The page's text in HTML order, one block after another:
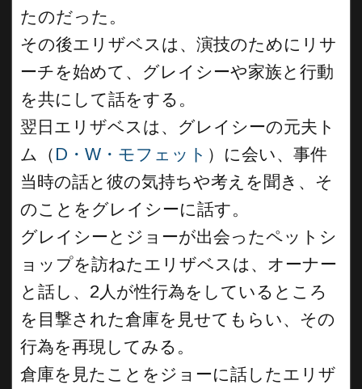
たのだった。
その後エリザベスは、演技のためにリサ
ーチを始めて、グレイシーや家族と行動
を共にして話をする。
翌日エリザベスは、グレイシーの元夫ト
ム（ D・W・モフェット ）に会い、事件
当時の話と彼の気持ちや考えを聞き、そ
のことをグレイシーに話す。
グレイシーとジョーが出会ったペットシ
ョップを訪ねたエリザベスは、オーナー
と話し、2人が性行為をしているところ
を目撃された倉庫を見せてもらい、その
行為を再現してみる。
倉庫を見たことをジョーに話したエリザ